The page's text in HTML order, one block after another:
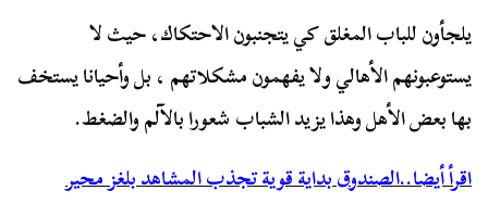
يلجأون للباب المغلق كي يتجنبون الاحتكاك، حيث لا
يستوعبونهم الأهالي ولا يفهمون مشكلاتهم ، بل وأحيانا يستخف
بها بعض الأهل وهذا يزيد الشباب شعورا بالآلم والضغط.
اقرأ أيضا..الصندوق بداية قوية تجذب المشاهد بلغز محير